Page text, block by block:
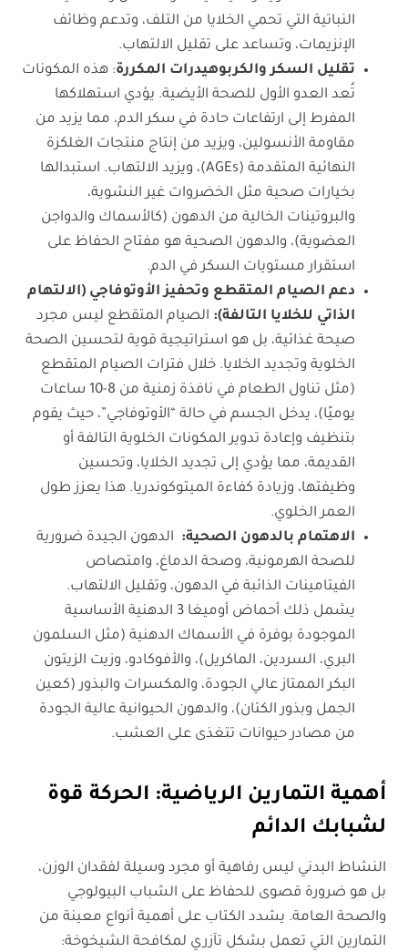
النباتية التي تحمي الخلايا من التلف، وتدعم وظائف
الإنزيمات، وتساعد على تقليل الالتهاب.
تقليل السكر والكربوهيدرات المكررة: هذه المكونات
تُعد العدو الأول للصحة الأيضية. يؤدي استهلاكها
المفرط إلى ارتفاعات حادة في سكر الدم، مما يزيد من
مقاومة الأنسولين، ويزيد من إنتاج منتجات الغلكزة
النهائية المتقدمة (AGEs)، ويزيد الالتهاب. استبدالها
بخيارات صحية مثل الخضروات غير النشوية،
والبروتينات الخالية من الدهون (كالأسماك والدواجن
العضوية)، والدهون الصحية هو مفتاح الحفاظ على
استقرار مستويات السكر في الدم.
دعم الصيام المتقطع وتحفيز الأوتوفاجي (الالتهام
الذاتي للخلايا التالفة): الصيام المتقطع ليس مجرد
صيحة غذائية، بل هو استراتيجية قوية لتحسين الصحة
الخلوية وتجديد الخلايا. خلال فترات الصيام المتقطع
(مثل تناول الطعام في نافذة زمنية من 8-10 ساعات
يوميًا)، يدخل الجسم في حالة “الأوتوفاجي”، حيث يقوم
بتنظيف وإعادة تدوير المكونات الخلوية التالفة أو
القديمة، مما يؤدي إلى تجديد الخلايا، وتحسين
وظيفتها، وزيادة كفاءة الميتوكوندريا. هذا يعزز طول
العمر الخلوي.
الاهتمام بالدهون الصحية: الدهون الجيدة ضرورية
للصحة الهرمونية، وصحة الدماغ، وامتصاص
الفيتامينات الذائبة في الدهون، وتقليل الالتهاب.
يشمل ذلك أحماض أوميغا 3 الدهنية الأساسية
الموجودة بوفرة في الأسماك الدهنية (مثل السلمون
البري، السردين، الماكريل)، والأفوكادو، وزيت الزيتون
البكر الممتاز عالي الجودة، والمكسرات والبذور (كعين
الجمل وبذور الكتان)، والدهون الحيوانية عالية الجودة
من مصادر حيوانات تتغذى على العشب.
أهمية التمارين الرياضية: الحركة قوة
لشبابك الدائم
النشاط البدني ليس رفاهية أو مجرد وسيلة لفقدان الوزن،
بل هو ضرورة قصوى للحفاظ على الشباب البيولوجي
والصحة العامة. يشدد الكتاب على أهمية أنواع معينة من
التمارين التي تعمل بشكل تآزري لمكافحة الشيخوخة: